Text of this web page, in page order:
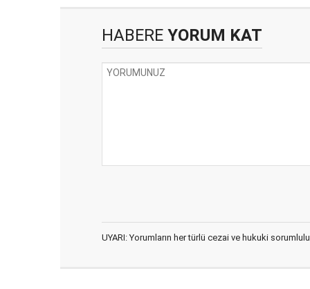
HABERE YORUM KAT
UYARI: Yorumların her türlü cezai ve hukuki